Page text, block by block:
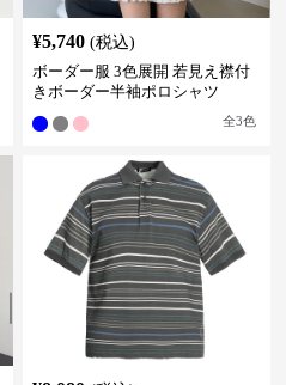
¥5,740 (税込)
ボーダー服 3色展開 若見え襟付
きボーダー半袖ポロシャツ
全3色